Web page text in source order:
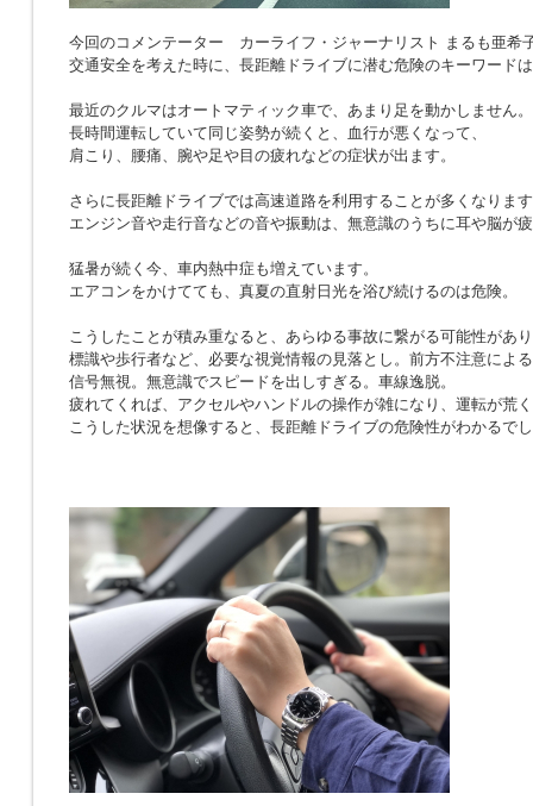
今回のコメンテーター カーライフ・ジャーナリスト まるも亜希
交通安全を考えた時に、長距離ドライブに潜む危険のキーワード
最近のクルマはオートマティック車で、あまり足を動かしません。
長時間運転していて同じ姿勢が続くと、血行が悪くなって、
肩こり、腰痛、腕や足や目の疲れなどの症状が出ます。
さらに長距離ドライブでは高速道路を利用することが多くなりま
エンジン音や走行音などの音や振動は、無意識のうちに耳や脳が
猛暑が続く今、車内熱中症も増えています。
エアコンをかけてても、真夏の直射日光を浴び続けるのは危険。
こうしたことが積み重なると、あらゆる事故に繋がる可能性があ
標識や歩行者など、必要な視覚情報の見落とし。前方不注意によ
信号無視。無意識でスピードを出しすぎる。車線逸脱。
疲れてくれば、アクセルやハンドルの操作が雑になり、運転が荒
こうした状況を想像すると、長距離ドライブの危険性がわかるで